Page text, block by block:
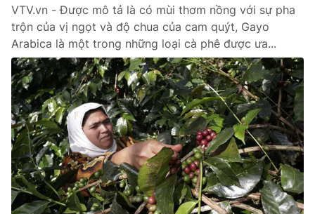
VTV.vn - Được mô tả là có mùi thơm nồng với sự pha
trộn của vị ngọt và độ chua của cam quýt, Gayo
Arabica là một trong những loại cà phê được ưa...